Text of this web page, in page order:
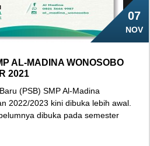
07
NOV
AL-MADINA WONOSOBO
2021
(PSB) SMP Al-Madina
2022/2023 kini dibuka lebih awal.
dibuka pada semester